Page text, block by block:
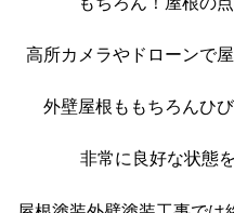
高所カメラやドローンで
外壁屋根ももちろんひ
非常に良好な状態